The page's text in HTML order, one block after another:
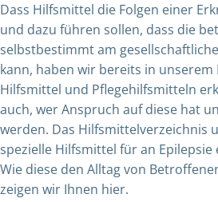
Dass Hilfsmittel die Folgen einer
und dazu führen sollen, dass die
selbstbestimmt am
kann, haben wir bereits in unserem
Hilfsmittel und Pflegehilfsmitteln
auch, wer Anspruch auf diese hat
werden. Das Hilfsmittelverzeichnis
spezielle Hilfsmittel für an Epilepsie
Wie diese den Alltag von
zeigen wir Ihnen hier.